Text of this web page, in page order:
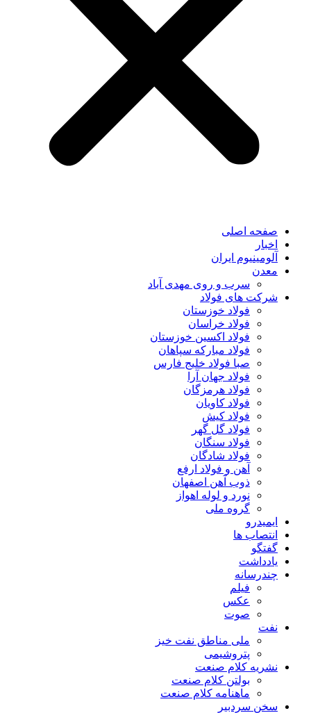
صفحه اصلی
اخبار
آلومینیوم ایران
معدن
سرب و روی مهدی آباد
شرکت های فولاد
فولاد خوزستان
فولاد خراسان
فولاد اکسین خوزستان
فولاد مبارکه سپاهان
صبا فولاد خلیج فارس
فولاد جهان آرا
فولاد هرمزگان
فولاد کاویان
فولاد کیش
فولاد گل گهر
فولاد سنگان
فولاد شادگان
آهن و فولاد ارفع
ذوب آهن اصفهان
نورد و لوله اهواز
گروه ملی
ایمیدرو
انتصاب ها
گفتگو
یادداشت
چندرسانه
فیلم
عکس
صوت
نفت
ملی مناطق نفت خیز
پتروشیمی
نشریه کلام صنعت
بولتن کلام صنعت
ماهنامه کلام صنعت
سخن سردبیر